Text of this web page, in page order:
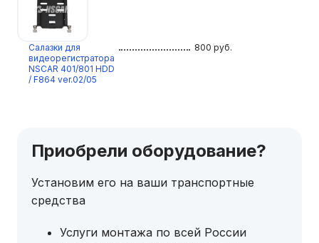
Салазки для
видеорегистратора
NSCAR 401/801 HDD
/ F864 ver.02/05
800 руб.
Приобрели оборудование?
Установим его на ваши транспортные
средства
Услуги монтажа по всей России